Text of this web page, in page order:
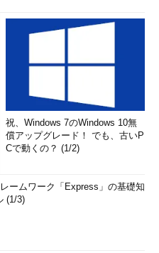
祝、Windows 7のWindows 10無
償アップグレード！ でも、古いP
Cで動くの？ (1/2)
ームワーク「Express」の基礎知
(1/3)